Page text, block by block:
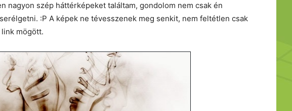
nagyon szép háttérképeket találtam, gondolom nem csak én
:P A képek ne tévesszenek meg senkit, nem feltétlen csak
mögött.